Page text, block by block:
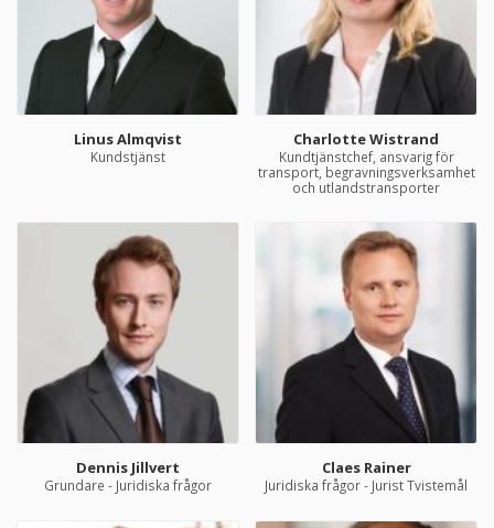
Linus Almqvist
Kundstjänst
Charlotte Wistrand
Kundtjänstchef, ansvarig för
transport, begravningsverksamhet
och utlandstransporter
Dennis Jillvert
Grundare - Juridiska frågor
Claes Rainer
Juridiska frågor - Jurist Tvistemål